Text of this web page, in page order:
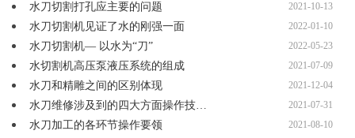
水刀切割打孔应主要的问题 2021-10-13
水刀切割机见证了水的刚强一面 2022-01-10
水刀切割机— 以水为“刀” 2022-05-23
水切割机高压泵液压系统的组成 2021-07-09
水刀和精雕之间的区别体现 2021-12-04
水刀维修涉及到的四大方面操作技… 2021-07-31
水刀加工的各环节操作要领 2021-08-10